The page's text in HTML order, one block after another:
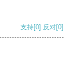
支持[0] 反对[0]